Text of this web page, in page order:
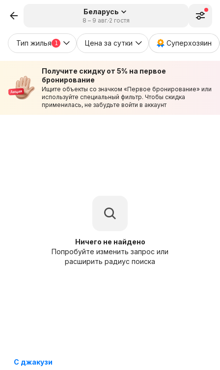
Беларусь
8 – 9 авг. 2 гостя
Тип жилья 1 Цена за сутки Суперхозяин
Получите скидку от 5% на первое
бронирование
Ищите объекты со значком «Первое бронирование» или
используйте специальный фильтр. Чтобы скидка
применилась, не забудьте войти в аккаунт
Ничего не найдено
Попробуйте изменить запрос или
расширить радиус поиска
С джакузи